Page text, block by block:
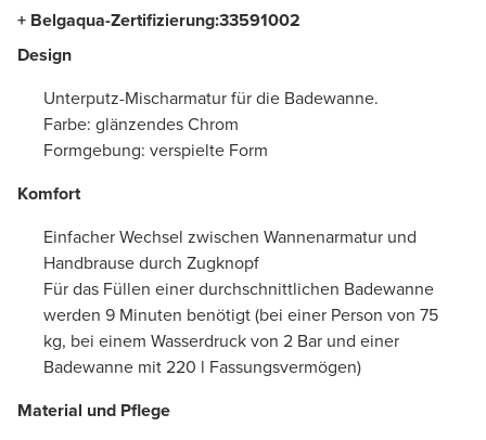
+ Belgaqua-Zertifizierung:33591002
Design
Unterputz-Mischarmatur für die Badewanne.
Farbe: glänzendes Chrom
Formgebung: verspielte Form
Komfort
Einfacher Wechsel zwischen Wannenarmatur und
Handbrause durch Zugknopf
Für das Füllen einer durchschnittlichen Badewanne
werden 9 Minuten benötigt (bei einer Person von 75
kg, bei einem Wasserdruck von 2 Bar und einer
Badewanne mit 220 l Fassungsvermögen)
Material und Pflege